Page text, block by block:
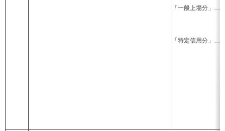
「一般上場分」…
「特定信用分」…